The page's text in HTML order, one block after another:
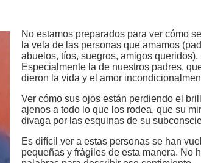
No estamos preparados para ver cómo
la vela de las personas que amamos
abuelos, tíos, suegros, amigos queridos).
Especialmente la de nuestros padres,
dieron la vida y el amor
Ver cómo sus ojos están perdiendo el
ajenos a todo lo que los rodea, que su
divaga por las esquinas de su
Es difícil ver a estas personas se han
pequeñas y frágiles de esta manera. No